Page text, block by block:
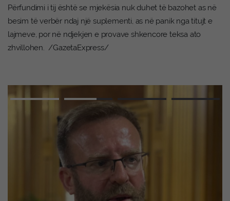
Përfundimi i tij është se mjekësia nuk duhet të bazohet as në
besim të verbër ndaj një suplementi, as në panik nga titujt e
lajmeve, por në ndjekjen e provave shkencore teksa ato
zhvillohen. /GazetaExpress/